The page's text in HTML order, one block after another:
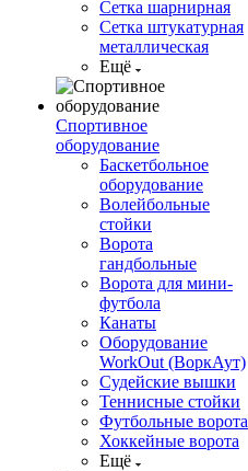
Сетка шарнирная
Сетка штукатурная
металлическая
Ещё
Спортивное
оборудование
Баскетбольное
оборудование
Волейбольные
стойки
Ворота
гандбольные
Ворота для мини-
футбола
Канаты
Оборудование
WorkOut (ВоркАут)
Судейские вышки
Теннисные стойки
Футбольные ворота
Хоккейные ворота
Ещё